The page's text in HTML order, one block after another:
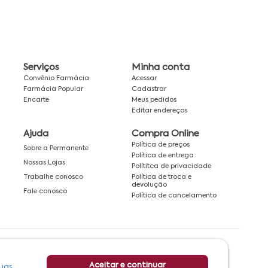
Aceitar e continuar
Serviços
Convênio Farmácia
Farmácia Popular
Encarte
Minha conta
Acessar
Cadastrar
Meus pedidos
Editar endereços
Ajuda
Sobre a Permanente
Nossas Lojas
Trabalhe conosco
Fale conosco
Compra Online
Política de preços
Política de entrega
Polítitca de privacidade
Política de troca e
devolução
Política de cancelamento